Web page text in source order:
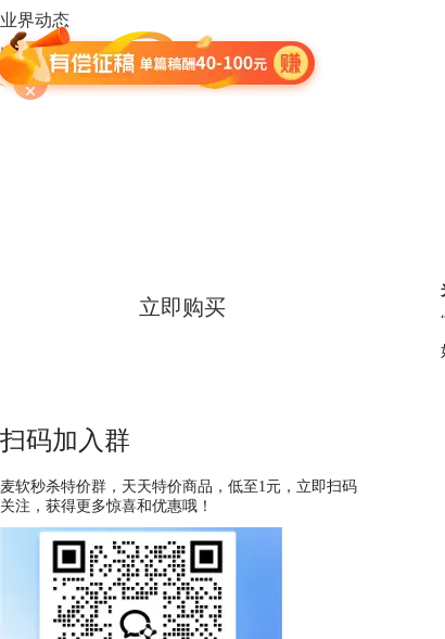
业界动态
版本信息
立即购买
扫码加入群
麦软秒杀特价群，天天特价商品，低至1元，立即扫码
关注，获得更多惊喜和优惠哦！